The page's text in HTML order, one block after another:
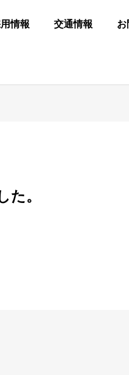
情報 交通情報 お
た。